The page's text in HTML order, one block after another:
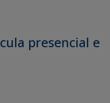
presencial e